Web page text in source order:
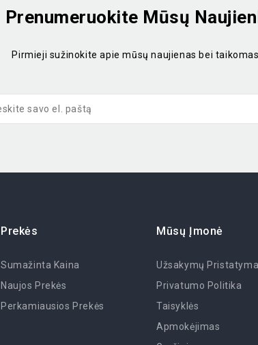
Prenumeruokite Mūsų
Pirmieji sužinokite apie mūsų naujienas bei
Prekės
Sumažinta Kaina
Naujos Prekės
Perkamiausios Prekės
Mūsų Įmonė
Užsakymų
Privatumo Politika
Taisyklės
Apmokėjimas